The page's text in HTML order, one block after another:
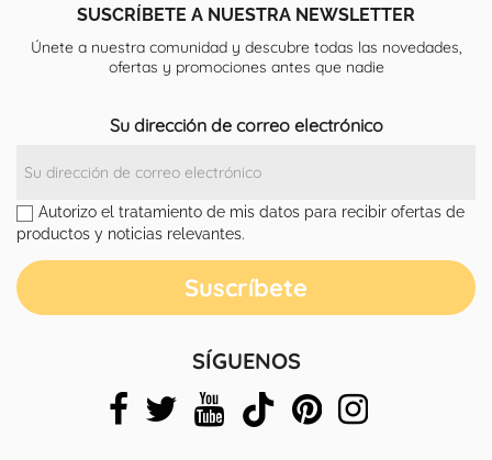
SUSCRÍBETE A NUESTRA NEWSLETTER
Únete a nuestra comunidad y descubre todas las novedades,
ofertas y promociones antes que nadie
Su dirección de correo electrónico
Autorizo el tratamiento de mis datos para recibir ofertas de
productos y noticias relevantes.
SÍGUENOS